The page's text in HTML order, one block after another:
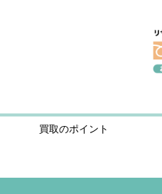
買取のポイント